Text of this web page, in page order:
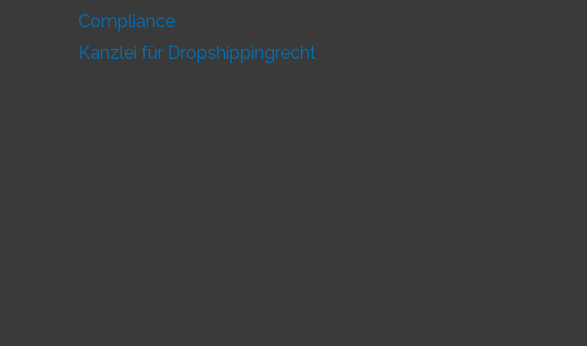
Compliance
Kanzlei für Dropshippingrecht